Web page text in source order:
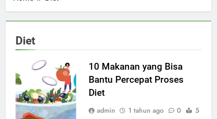
Diet
10 Makanan yang Bisa
Bantu Percepat Proses
Diet
admin 1 tahun ago 0
5